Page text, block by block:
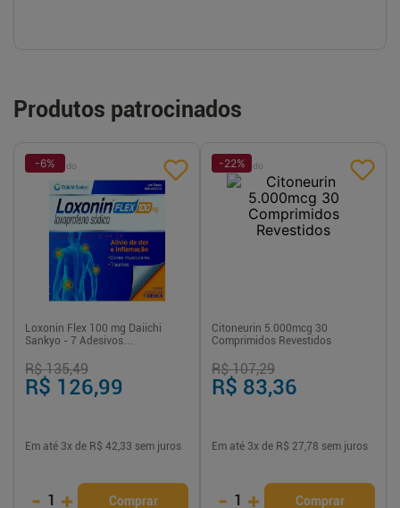
Produtos patrocinados
Patrocinado
-6%
Loxonin Flex 100 mg Daiichi
Sankyo - 7 Adesivos
R$ 135,49
R$ 126,99
Em até 3x de R$ 42,33 sem juros
- 1 + Comprar
Patrocinado
-22%
Citoneurin 5.000mcg 30
Comprimidos Revestidos
R$ 107,29
R$ 83,36
Em até 3x de R$ 27,78 sem juros
- 1 + Comprar